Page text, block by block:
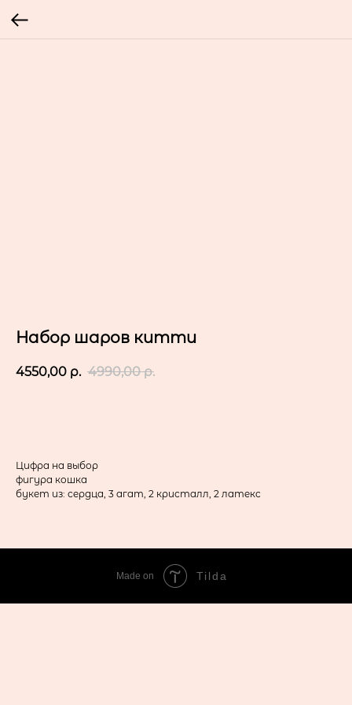
Набор шаров китти
4550,00 р. 4990,00 р.
Цифра на выбор
фигура кошка
букет из: сердца, 3 агат, 2 кристалл, 2 латекс
Made on Tilda